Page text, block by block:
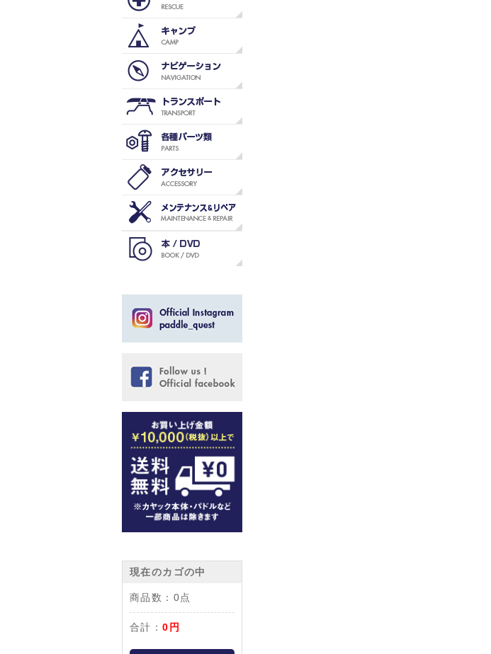
現在のカゴの中
商品数： 0点
合計：0円